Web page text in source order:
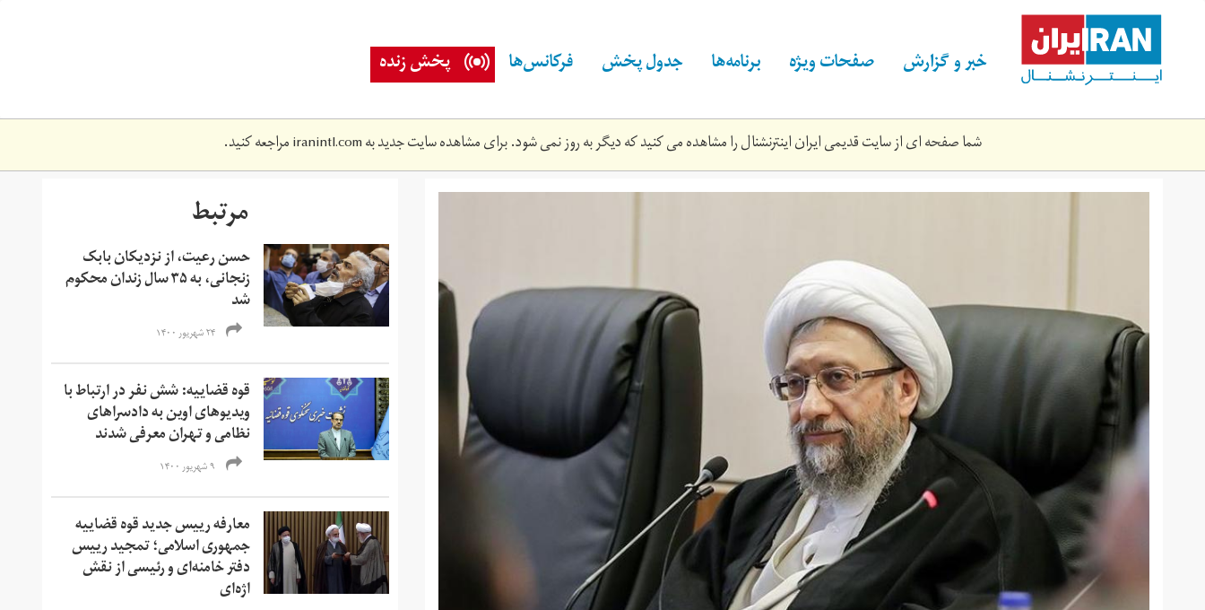
content خبر و گزارش صفحات ویژه برنامه‌ها جدول پخش فرکانس‌ها پخش زنده
شما صفحه ای از سایت قدیمی ایران اینترنشنال را مشاهده می کنید که دیگر به روز نمی شود. برای مشاهده سایت جدید بهiranintl.comمراجعه کنید.
capture.jpg مرتبط
حسن رعیت، از نزدیکان بابک
زنجانی، به ۳۵ سال زندان محکوم
شد
۲۴ شهریور ۱۴۰۰
قوه قضاییه: شش نفر در ارتباط با
ویدیوهای اوین به دادسرا‌های
نظامی و تهران معرفی شدند
۹ شهریور ۱۴۰۰
معارفه رییس جدید قوه قضاییه
جمهوری اسلامی؛ تمجید رییس
دفتر خامنه‌ای و رئیسی از نقش
اژه‌ای